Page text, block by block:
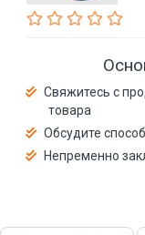
Свяжитесь с
товара
Обсудите
Непременно